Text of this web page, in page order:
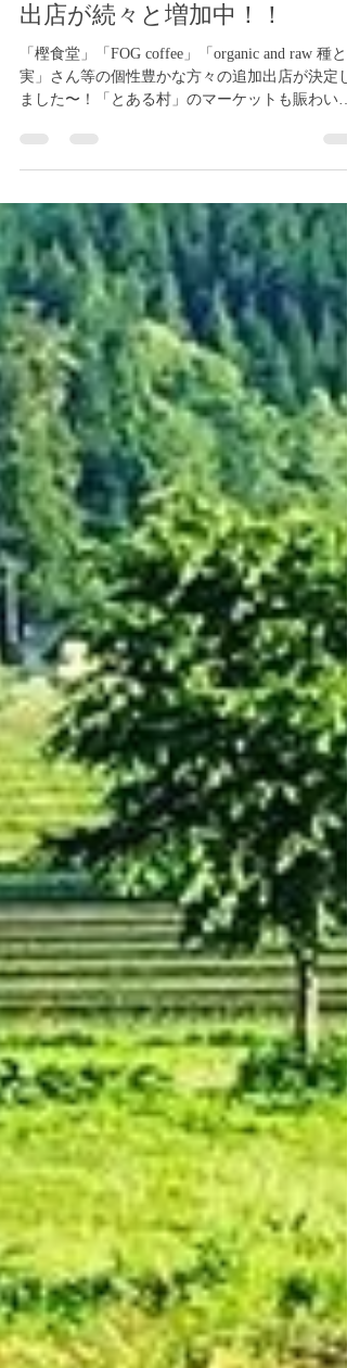
2019年6月28日
読了時間: 1分
出店が続々と増加中！！
「樫食堂」「FOG coffee」「organic and raw 種と
ました〜！「とある村」のマーケットも賑わいで
参りましたね〜。どのお店もこだわりの品々。い
で、当日はどんな物を販売して...